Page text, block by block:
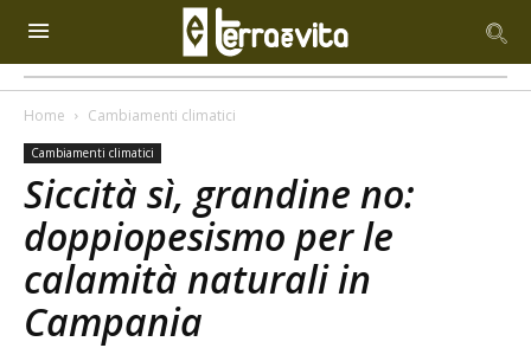
Home Cambiamenti climatici
Cambiamenti climatici
Siccità sì, grandine no:
doppiopesismo per le
calamità naturali in
Campania